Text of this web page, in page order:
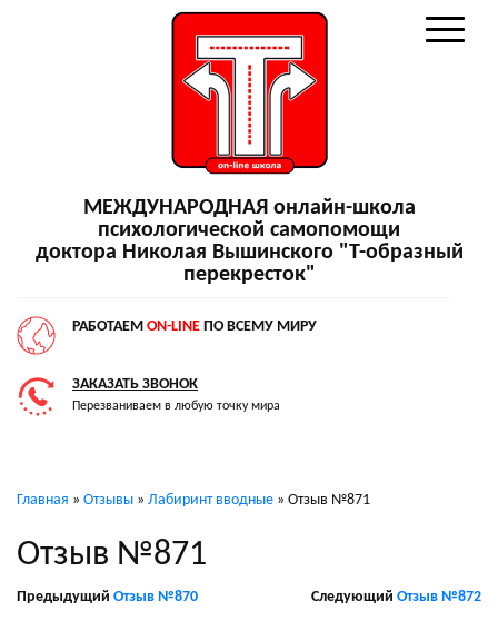
МЕЖДУНАРОДНАЯ онлайн-школа
психологической самопомощи
доктора Николая Вышинского "Т-образный
перекресток"
РАБОТАЕМ ON-LINE ПО ВСЕМУ МИРУ
ЗАКАЗАТЬ ЗВОНОК
Перезваниваем в любую точку мира
Главная » Отзывы » Лабиринт вводные » Отзыв №871
Отзыв №871
Предыдущий Отзыв №870 Следующий Отзыв №872